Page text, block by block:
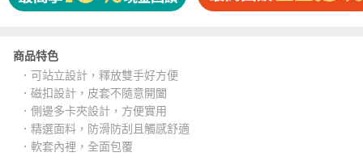
商品特色
．可站立設計，釋放雙手好方便
．磁扣設計，皮套不隨意開闔
．側邊多卡夾設計，方便實用
．精選面料，防滑防刮且觸感舒適
．軟套內裡，全面包覆